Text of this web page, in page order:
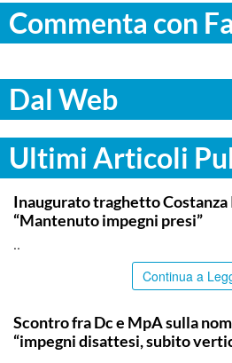
Commenta con
Dal Web
Ultimi Articoli
ITALPRESS
Inaugurato traghetto Costanza
“Mantenuto impegni presi”
..
Continua a
Scontro fra Dc e MpA sulla
“impegni disattesi, subito